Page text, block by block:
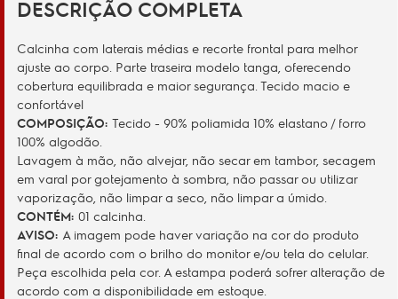
DESCRIÇÃO COMPLETA
Calcinha com laterais médias e recorte frontal para melhor
ajuste ao corpo. Parte traseira modelo tanga, oferecendo
cobertura equilibrada e maior segurança. Tecido macio e
confortável
COMPOSIÇÃO: Tecido - 90% poliamida 10% elastano / forro
100% algodão.
Lavagem à mão, não alvejar, não secar em tambor, secagem
em varal por gotejamento à sombra, não passar ou utilizar
vaporização, não limpar a seco, não limpar a úmido.
CONTÉM: 01 calcinha.
AVISO: A imagem pode haver variação na cor do produto
final de acordo com o brilho do monitor e/ou tela do celular.
Peça escolhida pela cor. A estampa poderá sofrer alteração de
acordo com a disponibilidade em estoque.